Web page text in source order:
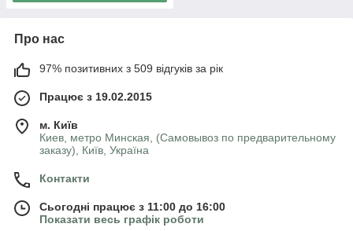
Про нас
97% позитивних з 509 відгуків за рік
Працює з 19.02.2015
м. Київ
Киев, метро Минская, (Самовывоз по предварительному
заказу), Київ, Україна
Контакти
Сьогодні працює з 11:00 до 16:00
Показати весь графік роботи